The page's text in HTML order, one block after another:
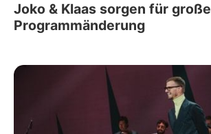
Joko & Klaas sorgen für große
Programmänderung